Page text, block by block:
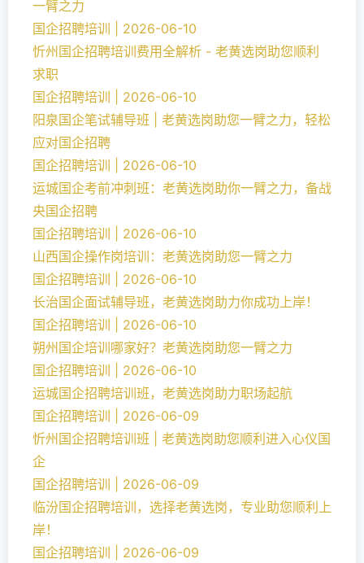
一臂之力
国企招聘培训 | 2026-06-10
忻州国企招聘培训费用全解析 - 老黄选岗助您顺利
求职
国企招聘培训 | 2026-06-10
阳泉国企笔试辅导班 | 老黄选岗助您一臂之力，轻松
应对国企招聘
国企招聘培训 | 2026-06-10
运城国企考前冲刺班：老黄选岗助你一臂之力，备战
央国企招聘
国企招聘培训 | 2026-06-10
山西国企操作岗培训：老黄选岗助您一臂之力
国企招聘培训 | 2026-06-10
长治国企面试辅导班，老黄选岗助力你成功上岸！
国企招聘培训 | 2026-06-10
朔州国企培训哪家好？老黄选岗助您一臂之力
国企招聘培训 | 2026-06-10
运城国企招聘培训班，老黄选岗助力职场起航
国企招聘培训 | 2026-06-09
忻州国企招聘培训班 | 老黄选岗助您顺利进入心仪国
企
国企招聘培训 | 2026-06-09
临汾国企招聘培训，选择老黄选岗，专业助您顺利上
岸！
国企招聘培训 | 2026-06-09